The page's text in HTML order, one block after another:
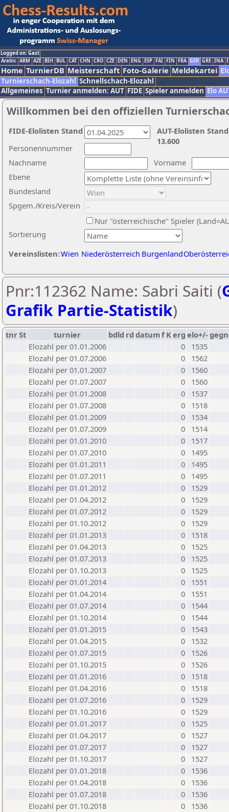
Logged on: Gast
Arabic ARM AZE BIH BUL CAT CHN CRO CZE DEN ENG ESP FAI FIN FRA GER GRE INA
Home TurnierDB Meisterschaft Foto-Galerie Meldekartei
Turnierschach-Elozahl Schnellschach-Elozahl
Allgemeines Turnier anmelden: AUT FIDE Spieler anmelden Elo
Willkommen bei den offiziellen
Nachname
Vorname
Ebene
Sortierung
Personennummer
Bundesland
Spgem./Kreis/Verein
Nur "österreichische" Spieler
Vereinslisten:Wien Niederösterreich Burgenland
AUT-Elolisten
13.600
FIDE-Elolisten Stand
Pnr:112362 Name: Sabri Saiti (
Grafik Partie-Statistik)
tnrSt turnier bdld rd datumf Kerg elo+/-
Elozahl per 01.01.2006
0
1535
Elozahl per 01.07.2006
0
1562
Elozahl per 01.01.2007
0
1560
Elozahl per 01.07.2007
0
1560
Elozahl per 01.01.2008
0
1537
Elozahl per 01.07.2008
0
1518
Elozahl per 01.01.2009
0
1534
Elozahl per 01.07.2009
0
1514
Elozahl per 01.01.2010
0
1517
Elozahl per 01.07.2010
0
1495
Elozahl per 01.01.2011
0
1495
Elozahl per 01.07.2011
0
1495
Elozahl per 01.01.2012
0
1529
Elozahl per 01.04.2012
0
1529
Elozahl per 01.07.2012
0
1529
Elozahl per 01.10.2012
0
1529
Elozahl per 01.01.2013
0
1518
Elozahl per 01.04.2013
0
1525
Elozahl per 01.07.2013
0
1525
Elozahl per 01.10.2013
0
1525
Elozahl per 01.01.2014
0
1551
Elozahl per 01.04.2014
0
1551
Elozahl per 01.07.2014
0
1544
Elozahl per 01.10.2014
0
1544
Elozahl per 01.01.2015
0
1543
Elozahl per 01.04.2015
0
1532
Elozahl per 01.07.2015
0
1526
Elozahl per 01.10.2015
0
1526
Elozahl per 01.01.2016
0
1518
Elozahl per 01.04.2016
0
1518
Elozahl per 01.07.2016
0
1529
Elozahl per 01.10.2016
0
1529
Elozahl per 01.01.2017
0
1525
Elozahl per 01.04.2017
0
1527
Elozahl per 01.07.2017
0
1527
Elozahl per 01.10.2017
0
1527
Elozahl per 01.01.2018
0
1536
Elozahl per 01.04.2018
0
1536
Elozahl per 01.07.2018
0
1536
Elozahl per 01.10.2018
0
1536